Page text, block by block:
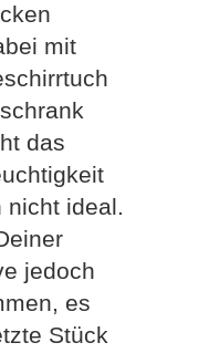
mit
das
nicht ideal.
jedoch
es
Stück